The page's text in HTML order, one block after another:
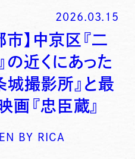
2026.03.15
市】中京区『二
の近くにあった
城撮影所』と最
画『忠臣蔵』
BY RICA